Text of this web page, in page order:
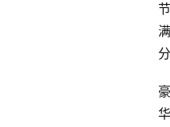
节
满
分
豪
华